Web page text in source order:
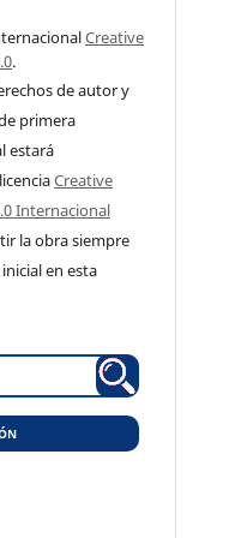
Creative
.
de autor y
primera
estará
Creative
Internacional
la obra siempre
en esta